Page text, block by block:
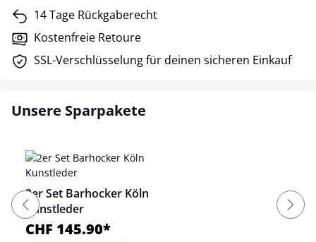
14 Tage Rückgaberecht
Kostenfreie Retoure
SSL-Verschlüsselung für deinen sicheren Einkauf
Unsere Sparpakete
2er Set Barhocker Köln
Kunstleder
CHF 145.90*